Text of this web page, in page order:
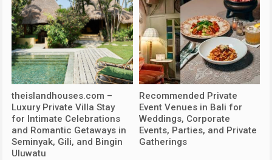
theislandhouses.com –
Luxury Private Villa Stay
for Intimate Celebrations
and Romantic Getaways in
Seminyak, Gili, and Bingin
Uluwatu
Recommended Private
Event Venues in Bali for
Weddings, Corporate
Events, Parties, and Private
Gatherings